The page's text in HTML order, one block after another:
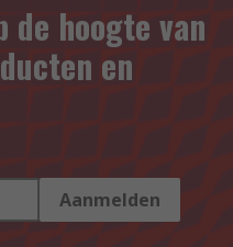
de hoogte van
en
Aanmelden